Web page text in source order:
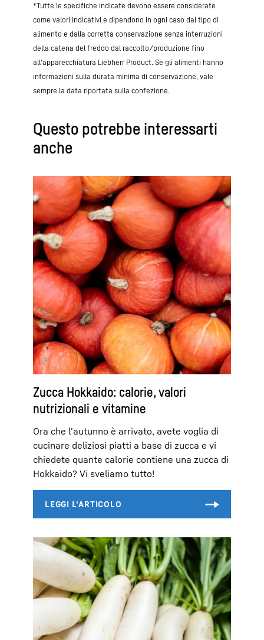
*Tutte le specifiche indicate devono essere considerate
come valori indicativi e dipendono in ogni caso dal tipo di
alimento e dalla corretta conservazione senza interruzioni
della catena del freddo dal raccolto/produzione fino
all'apparecchiatura Liebherr Product. Se gli alimenti hanno
informazioni sulla durata minima di conservazione, vale
sempre la data riportata sulla confezione.
Questo potrebbe interessarti
anche
Zucca Hokkaido: calorie, valori
nutrizionali e vitamine
Ora che l'autunno è arrivato, avete voglia di
cucinare deliziosi piatti a base di zucca e vi
chiedete quante calorie contiene una zucca di
Hokkaido? Vi sveliamo tutto!